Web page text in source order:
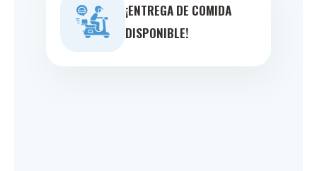
¡ENTREGA DE COMIDA
DISPONIBLE!